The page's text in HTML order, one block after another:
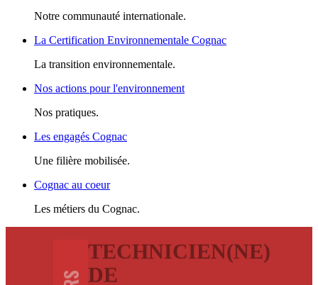
Notre communauté internationale.
La Certification Environnementale Cognac
La transition environnementale.
Nos actions pour l'environnement
Nos pratiques.
Les engagés Cognac
Une filière mobilisée.
Cognac au coeur
Les métiers du Cognac.
TECHNICIEN(NE)
DE